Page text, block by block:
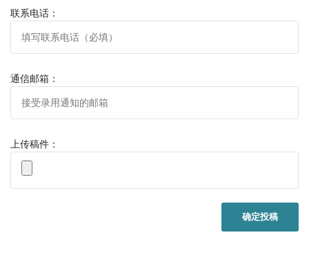
编、电子信箱、联系电话等。
二、特 别 说 明
发。每篇论文收到后3个工作日内给予答复是否被录用（敬请及时询
问，以防耽误），论文发表后，本编辑部向每位第一作者赠送一本
当期样刊，以便使用。如有疑问请来电核实，以避免不必要损失。
（注：所投论文，文责自负。）
联系电话：
通信邮箱：
上传稿件：
确定投稿